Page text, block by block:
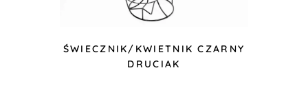
ŚWIECZNIK/KWIETNIK CZARNY
DRUCIAK